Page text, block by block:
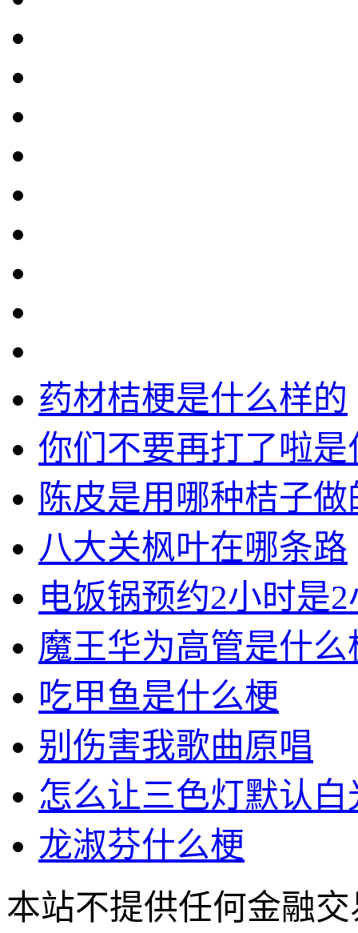
药材桔梗是什么样的
你们不要再打了啦是
陈皮是用哪种桔子做
八大关枫叶在哪条路
电饭锅预约2小时是
魔王华为高管是什么
吃甲鱼是什么梗
别伤害我歌曲原唱
怎么让三色灯默认白
龙淑芬什么梗
本站不提供任何金融